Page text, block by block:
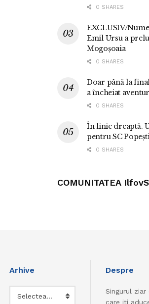
0 SHARES
EXCLUSIV/
Emil Ursu a
Mogoșoaia
0 SHARES
Doar până la
a încheiat
0 SHARES
În linie dreaptă.
pentru SC
0 SHARES
COMUNITATEA
Arhive
Selectează luna
Despre
Singurul
care iti